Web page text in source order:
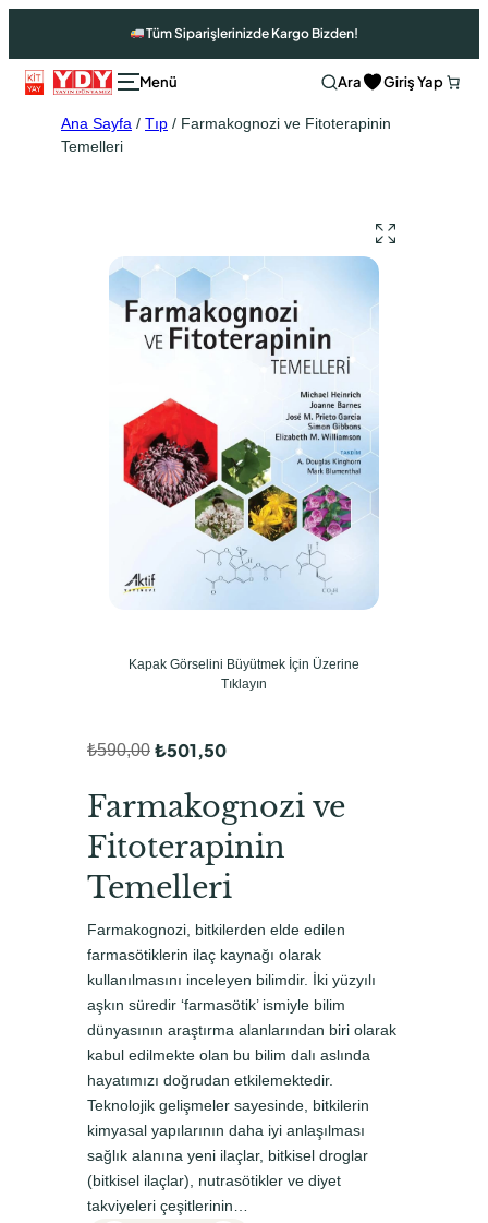
Tüm Siparişlerinizde Kargo Bizden!
Ara Giriş Yap
Ana Sayfa / Tıp / Farmakognozi ve Fitoterapinin
Temelleri
Kapak Görselini Büyütmek İçin Üzerine
Tıklayın
₺590,00
r
i
j
n
a
f
i
y
a
t
:
₺501,50
u
a
n
d
a
k
f
i
y
a
t
:
Farmakognozi ve
Fitoterapinin
Temelleri
Farmakognozi, bitkilerden elde edilen
farmasötiklerin ilaç kaynağı olarak
kullanılmasını inceleyen bilimdir. İki yüzyılı
aşkın süredir ‘farmasötik’ ismiyle bilim
dünyasının araştırma alanlarından biri olarak
kabul edilmekte olan bu bilim dalı aslında
hayatımızı doğrudan etkilemektedir.
Teknolojik gelişmeler sayesinde, bitkilerin
kimyasal yapılarının daha iyi anlaşılması
sağlık alanına yeni ilaçlar, bitkisel droglar
(bitkisel ilaçlar), nutrasötikler ve diyet
takviyeleri çeşitlerinin…